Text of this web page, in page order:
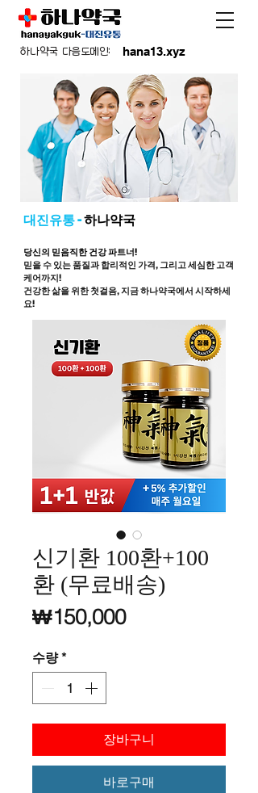
hana13.xyz
하나약국 다음도메인:
대진유통 -하나약국
당신의 믿음직한 건강 파트너!
믿을 수 있는 품질과 합리적인 가격, 그리고 세심한 고객
케어까지!
건강한 삶을 위한 첫걸음, 지금 하나약국에서 시작하세
요!
신기환 100환+100
환 (무료배송)
₩150,000가격
수량 *
장바구니
바로구매